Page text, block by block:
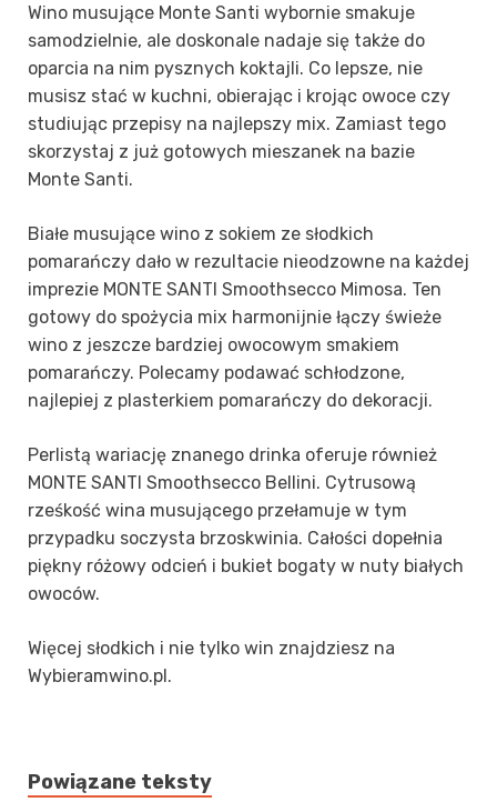
Wino musujące Monte Santi wybornie smakuje
samodzielnie, ale doskonale nadaje się także do
oparcia na nim pysznych koktajli. Co lepsze, nie
musisz stać w kuchni, obierając i krojąc owoce czy
studiując przepisy na najlepszy mix. Zamiast tego
skorzystaj z już gotowych mieszanek na bazie
Monte Santi.
Białe musujące wino z sokiem ze słodkich
pomarańczy dało w rezultacie nieodzowne na każdej
imprezie MONTE SANTI Smoothsecco Mimosa. Ten
gotowy do spożycia mix harmonijnie łączy świeże
wino z jeszcze bardziej owocowym smakiem
pomarańczy. Polecamy podawać schłodzone,
najlepiej z plasterkiem pomarańczy do dekoracji.
Perlistą wariację znanego drinka oferuje również
MONTE SANTI Smoothsecco Bellini. Cytrusową
rześkość wina musującego przełamuje w tym
przypadku soczysta brzoskwinia. Całości dopełnia
piękny różowy odcień i bukiet bogaty w nuty białych
owoców.
Więcej słodkich i nie tylko win znajdziesz na
Wybieramwino.pl.
Powiązane teksty